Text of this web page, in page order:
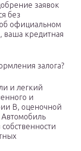
заявок
без
официальном
ваша кредитная
залога?
и легкий
и
В, оценочной